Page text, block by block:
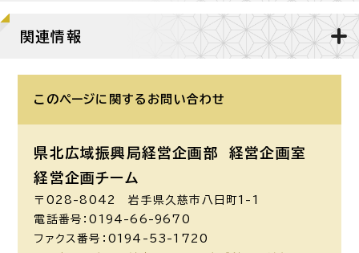
関連情報
このページに関する お問い合わせ
県北広域振興局経営企画部 経営企画室
経営企画チーム
〒028-8042 岩手県久慈市八日町1-1
電話番号：0194-66-9670
ファクス番号：0194-53-1720